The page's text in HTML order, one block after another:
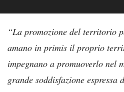
“La promozione del territorio
amano in primis il proprio
impegnano a promuoverlo nel
grande soddisfazione